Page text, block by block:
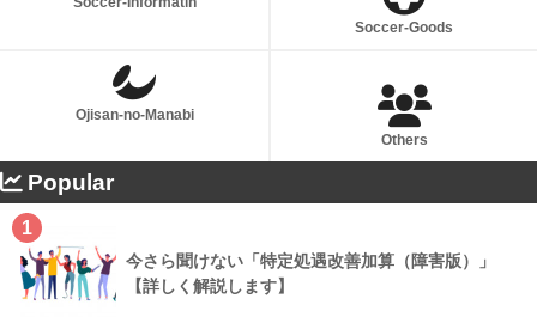
Soccer-Goods
Ojisan-no-Manabi
Others
Popular
1
今さら聞けない「特定処遇改善加算（障害版）」
【詳しく解説します】